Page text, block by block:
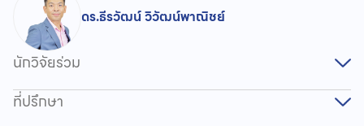
ดร.ธีรวัฒน์ วิวัฒน์พาณิชย์
นักวิจัยร่วม
ที่ปรึกษา